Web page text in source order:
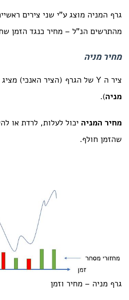
גרף המניה מוצג ע"י שני צירים
מהתרשים הנ"ל – מחיר כנגד הזמן
מחיר מניה
ציר ה Y של הגרף (הציר האנכי) מציג את מחירי המניה (
מניה).
מחיר המניה יכול לעלות, לרדת או
שהזמן חולף.
גרף מניה – מחיר וזמן